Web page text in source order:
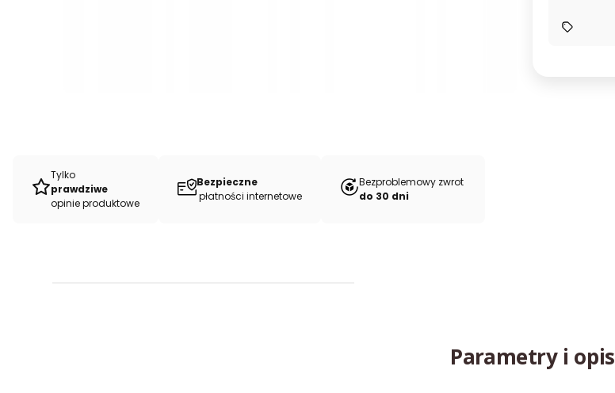
Tylko
prawdziwe
opinie produktowe
Bezpieczne
płatności internetowe
Bezproblemowy zwrot
do 30 dni
Parametry i opis